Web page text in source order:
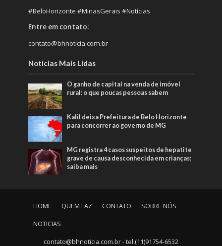
#BeloHorizonte #MinasGerais #Notícias
Entre em contato:
contato@bhnoticia.com.br
Noticias Mais Lidas
O ganho de capital na venda de imóvel
rural: o que poucas pessoas sabem
Kalil deixa Prefeitura de Belo Horizonte
para concorrer ao governo de MG
MG registra 4 casos suspeitos de hepatite
grave de causa desconhecida em crianças;
saiba mais
HOME QUEM FAZ CONTATO SOBRE NÓS
NOTICIAS
contato@bhnoticia.com.br- tel.(11)91754-6532